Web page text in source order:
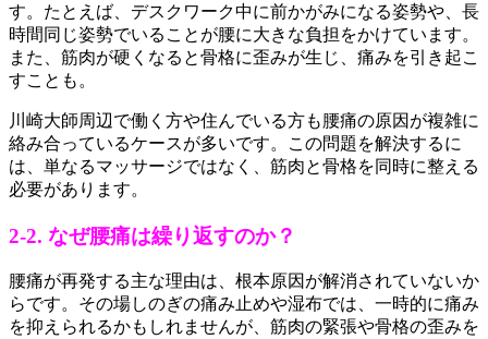
す。たとえば、デスクワーク中に前かがみになる姿勢や、長
時間同じ姿勢でいることが腰に大きな負担をかけています。
また、筋肉が硬くなると骨格に歪みが生じ、痛みを引き起こ
すことも。
川崎大師周辺で働く方や住んでいる方も腰痛の原因が複雑に
絡み合っているケースが多いです。この問題を解決するに
は、単なるマッサージではなく、筋肉と骨格を同時に整える
必要があります。
2-2. なぜ腰痛は繰り返すのか？
腰痛が再発する主な理由は、根本原因が解消されていないか
らです。その場しのぎの痛み止めや湿布では、一時的に痛み
を抑えられるかもしれませんが、筋肉の緊張や骨格の歪みを